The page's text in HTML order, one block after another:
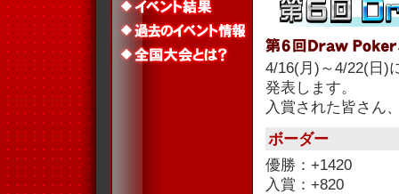
4/16(月)～4/22(日)
発表します。
入賞された皆さん
ボーダー
優勝：+1420
入賞：+820